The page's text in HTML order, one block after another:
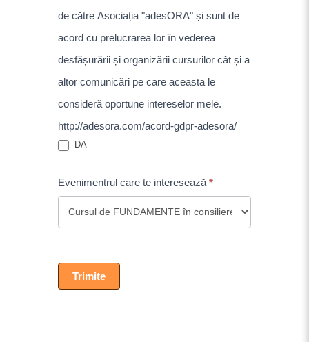
de către Asociația "adesORA" și sunt de
acord cu prelucrarea lor în vederea
desfășurării și organizării cursurilor cât și a
altor comunicări pe care aceasta le
consideră oportune intereselor mele.
http://adesora.com/acord-gdpr-adesora/
DA
Evenimentrul care te interesează *
Trimite